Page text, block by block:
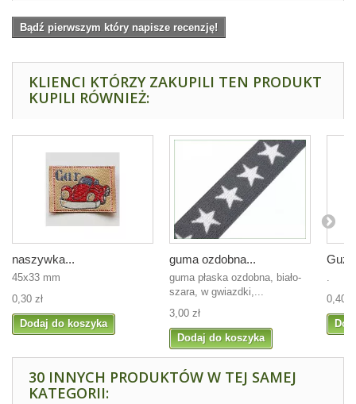
Bądź pierwszym który napisze recenzję!
KLIENCI KTÓRZY ZAKUPILI TEN PRODUKT
KUPILI RÓWNIEŻ:
naszywka...
45x33 mm
0,30 zł
Dodaj do koszyka
guma ozdobna...
guma płaska ozdobna, biało-
szara, w gwiazdki,...
3,00 zł
Dodaj do koszyka
.
0,40
30 INNYCH PRODUKTÓW W TEJ SAMEJ
KATEGORII: